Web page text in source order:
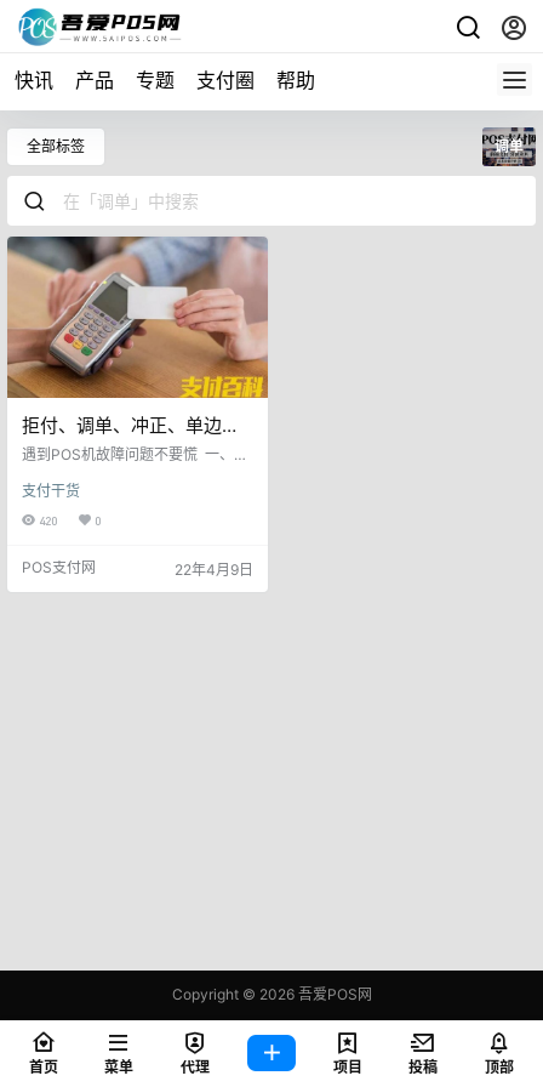
快讯 产品 专题 支付圈 帮助
全部标签 调单
拒付、调单、冲正、单边帐
及POS机故障等问题处理大
遇到POS机故障问题不要慌 一、商
有打印出来小票，但是持卡人手机
却收到了银行扣款提示短信。遇到
一张银联卡。 1.在POS机上做一笔
查询或者消费交易（任意金额0，P
支付干货
420 0
POS支付网 22年4月9日
Copyright © 2026吾爱POS网
鄂ICP备2021006283号-1
查询 81 次，耗时 0.3853 秒
首页 菜单 代理 项目 投稿 顶部